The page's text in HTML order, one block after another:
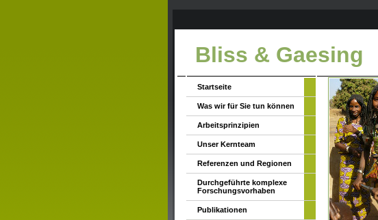
Bliss & Gaesing
Startseite
Was wir für Sie tun können
Arbeitsprinzipien
Unser Kernteam
Referenzen und Regionen
Durchgeführte komplexe
Forschungsvorhaben
Publikationen